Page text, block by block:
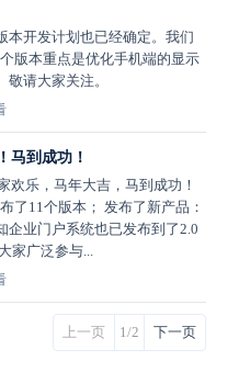
本开发计划也已经确定。我们
版本重点是优化手机端的显示
请大家关注。
马到成功！
欢乐，马年大吉，马到成功！
了11个版本； 发布了新产品：
企业门户系统也已发布到了2.0
家广泛参与...
上一页 1/2 下一页